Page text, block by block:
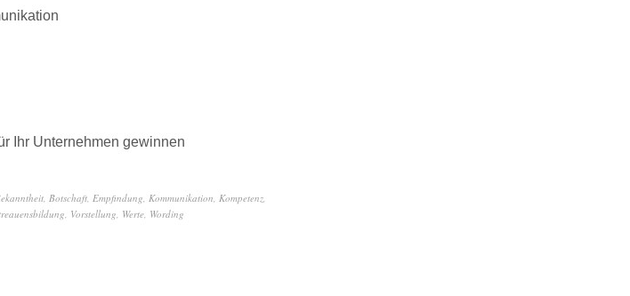
Ihr Unternehmen gewinnen
, Botschaft, Empfindung, Kommunikation, Kompetenz,
, Vorstellung, Werte, Wording